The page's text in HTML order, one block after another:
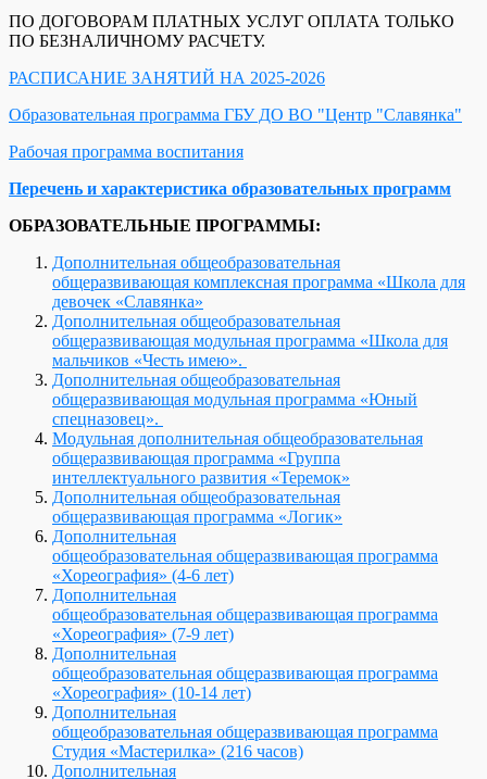
ПО ДОГОВОРАМ ПЛАТНЫХ УСЛУГ ОПЛАТА ТОЛЬКО
ПО БЕЗНАЛИЧНОМУ РАСЧЕТУ.
РАСПИСАНИЕ ЗАНЯТИЙ НА 2025-2026
Образовательная программа ГБУ ДО ВО "Центр "Славянка"
Рабочая программа воспитания
Перечень и характеристика образовательных программ
ОБРАЗОВАТЕЛЬНЫЕ ПРОГРАММЫ:
Дополнительная общеобразовательная
общеразвивающая комплексная программа «Школа для
девочек «Славянка»
Дополнительная общеобразовательная
общеразвивающая модульная программа «Школа для
мальчиков «Честь имею».
Дополнительная общеобразовательная
общеразвивающая модульная программа «Юный
спецназовец».
Модульная дополнительная общеобразовательная
общеразвивающая программа «Группа
интеллектуального развития «Теремок»
Дополнительная общеобразовательная
общеразвивающая программа «Логик»
Дополнительная
общеобразовательная общеразвивающая программа
«Хореография» (4-6 лет)
Дополнительная
общеобразовательная общеразвивающая программа
«Хореография» (7-9 лет)
Дополнительная
общеобразовательная общеразвивающая программа
«Хореография» (10-14 лет)
Дополнительная
общеобразовательная общеразвивающая программа
Студия «Мастерилка» (216 часов)
Дополнительная